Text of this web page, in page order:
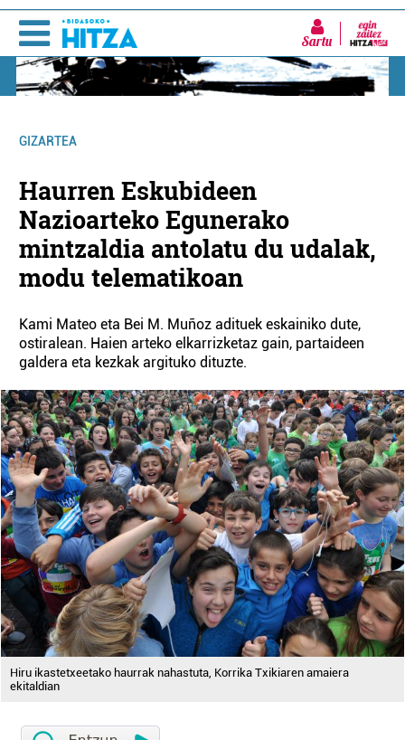
Sartu
GIZARTEA
Haurren Eskubideen
Nazioarteko Egunerako
mintzaldia antolatu du udalak,
modu telematikoan
Kami Mateo eta Bei M. Muñoz adituek eskainiko dute,
ostiralean. Haien arteko elkarrizketaz gain, partaideen
galdera eta kezkak argituko dituzte.
Hiru ikastetxeetako haurrak nahastuta, Korrika Txikiaren amaiera
ekitaldian